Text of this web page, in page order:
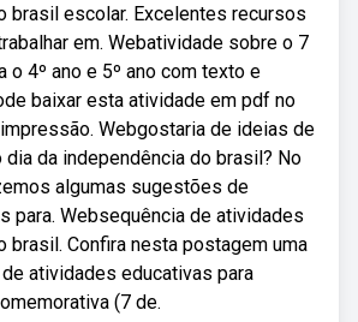
brasil escolar. Excelentes recursos
em. Webatividade sobre o 7
o 4º ano e 5º ano com texto e
baixar esta atividade em pdf no
Webgostaria de ideias de
da independência do brasil? No
algumas sugestões de
para. Websequência de atividades
brasil. Confira nesta postagem uma
atividades educativas para
(7 de.